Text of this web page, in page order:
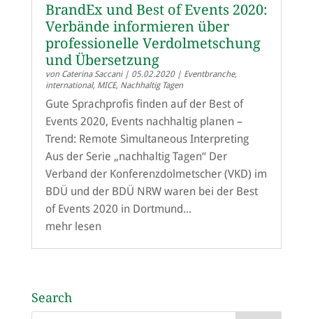
BrandEx und Best of Events 2020:
Verbände informieren über
professionelle Verdolmetschung
und Übersetzung
von Caterina Saccani| 05.02.2020| Eventbranche,
international, MICE, Nachhaltig Tagen
Gute Sprachprofis finden auf der Best of
Events 2020, Events nachhaltig planen –
Trend: Remote Simultaneous Interpreting
Aus der Serie „nachhaltig Tagen“ Der
Verband der Konferenzdolmetscher (VKD) im
BDÜ und der BDÜ NRW waren bei der Best
of Events 2020 in Dortmund...
mehr lesen
Search